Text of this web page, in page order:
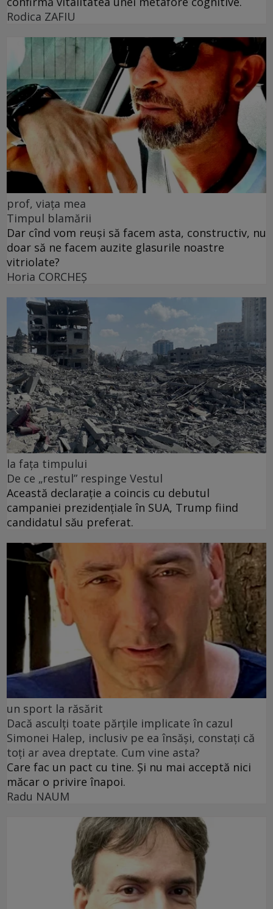
Rodica ZAFIU
prof, viața mea
Timpul blamării
Dar cînd vom reuși să facem asta, constructiv, nu
doar să ne facem auzite glasurile noastre
vitriolate?
Horia CORCHEŞ
la fața timpului
De ce „restul” respinge Vestul
Această declarație a coincis cu debutul
campaniei prezidențiale în SUA, Trump fiind
candidatul său preferat.
un sport la răsărit
Dacă asculți toate părțile implicate în cazul
Simonei Halep, inclusiv pe ea însăși, constați că
toți ar avea dreptate. Cum vine asta?
Care fac un pact cu tine. Și nu mai acceptă nici
măcar o privire înapoi.
Radu NAUM